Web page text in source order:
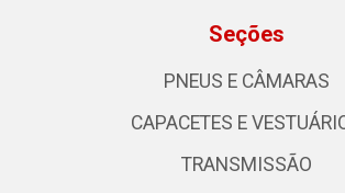
Seções
PNEUS E CÂMARAS
CAPACETES E
TRANSMISSÃO